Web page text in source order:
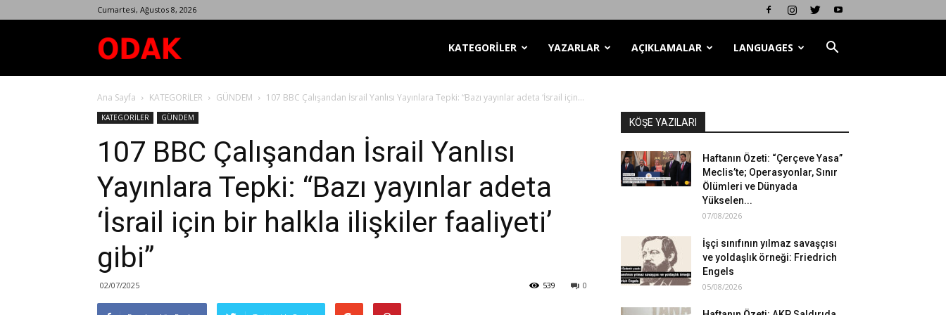
Cumartesi, Ağustos 8, 2026
Dergisi
KATEGORİLER YAZARLAR AÇIKLAMALAR LANGUAGES
Ana Sayfa KATEGORİLER GÜNDEM 107 BBC Çalışandan İsrail Yanlısı Yayınlara Tepki: “Bazı yayınlar adeta ‘İsrail için...
KATEGORİLER GÜNDEM
107 BBC Çalışandan İsrail Yanlısı
Yayınlara Tepki: “Bazı yayınlar adeta
‘İsrail için bir halkla ilişkiler faaliyeti’
gibi”
02/07/2025 0
539
KÖŞE YAZILARI
Haftanın Özeti: “Çerçeve Yasa”
Meclis’te; Operasyonlar, Sınır
Ölümleri ve Dünyada
Yükselen...
07/08/2026
İşçi sınıfının yılmaz savaşçısı
ve yoldaşlık örneği: Friedrich
Engels
05/08/2026